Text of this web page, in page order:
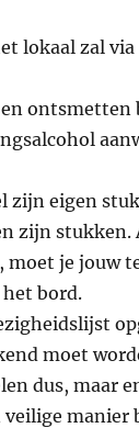
lokaal zal
ontsmetten
zijn eigen
zijn stukken.
moet je jouw
bord.
moet
dus, maar
manier